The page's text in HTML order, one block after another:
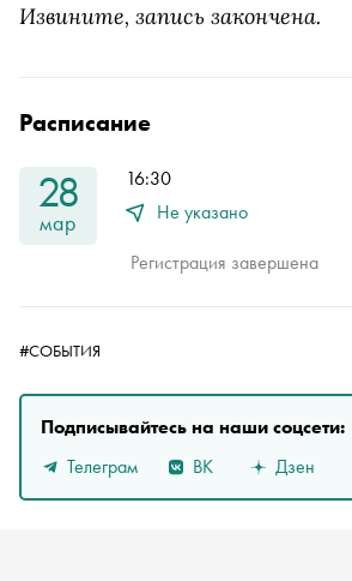
Извините, запись закончена.
Расписание
28
мар
16:30
Не указано
Регистрация завершена
#СОБЫТИЯ
Подписывайтесь на наши соцсети:
Телеграм
ВК Дзен